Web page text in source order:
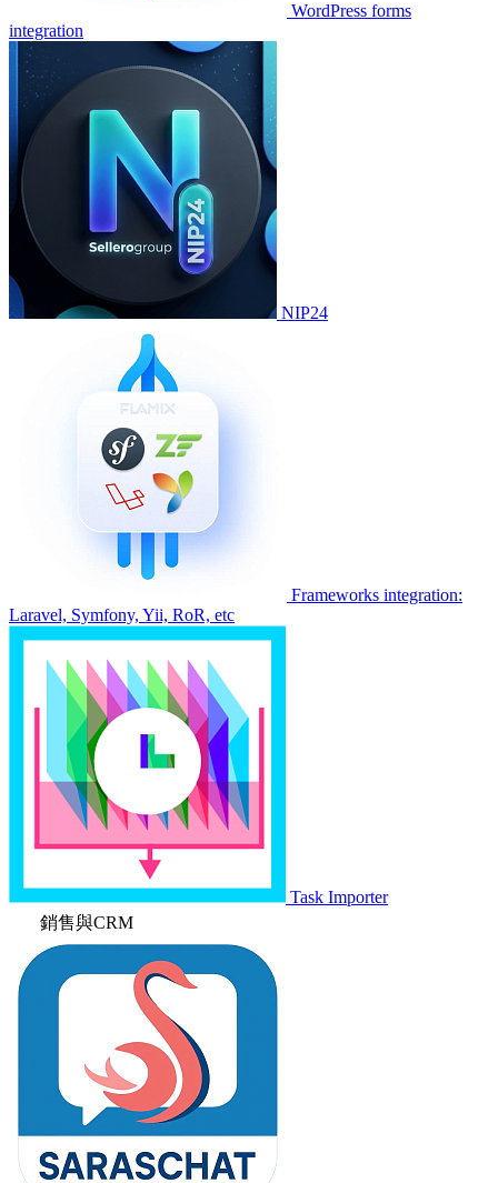
WordPress forms
integration
NIP24
Frameworks integration:
Laravel, Symfony, Yii, RoR, etc
Task Importer
銷售與CRM